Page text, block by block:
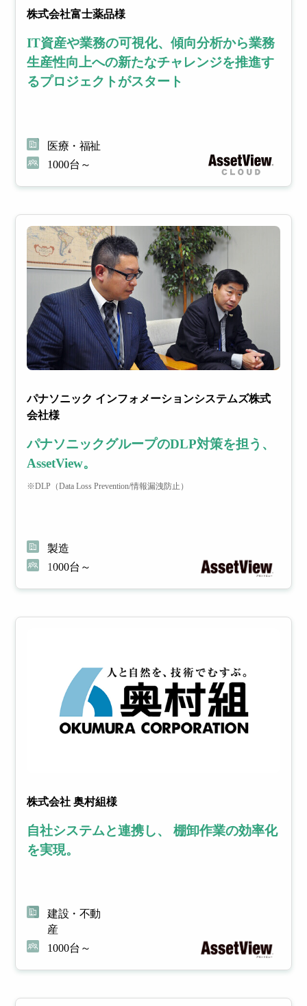
株式会社富士薬品様
IT資産や業務の可視化、傾向分析から業務
生産性向上への新たなチャレンジを推進す
るプロジェクトがスタート
医療・福祉
1000台～
パナソニック インフォメーションシステムズ株式
会社様
パナソニックグループのDLP対策を担う、
AssetView。
※DLP（Data Loss Prevention/情報漏洩防止）
製造
1000台～
株式会社 奥村組様
自社システムと連携し、 棚卸作業の効率化
を実現。
建設・不動
産
1000台～